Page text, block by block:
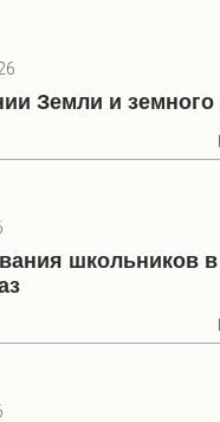
Земли и земного
школьников в